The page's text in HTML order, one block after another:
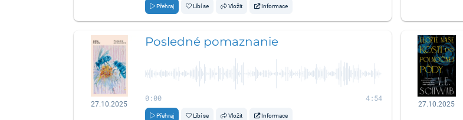
Přehraj Líbí se Vložit Informace
27.10.2025
Posledné pomaznanie
0:00 4:54
Přehraj Líbí se Vložit Informace
27.10.2025